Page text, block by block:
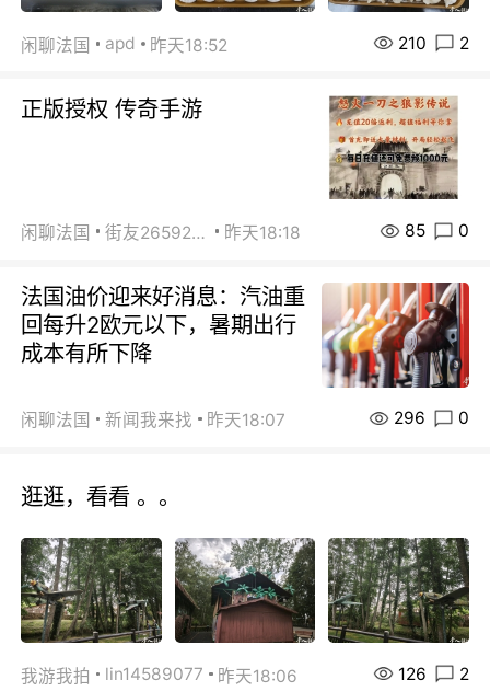
闲聊法国 apd 昨天18:52 210 2
正版授权 传奇手游
闲聊法国 街友26592800 昨天18:18 85 0
法国油价迎来好消息：汽油重
回每升2欧元以下，暑期出行
成本有所下降
闲聊法国 新闻我来找 昨天18:07 296 0
逛逛，看看 。。
我游我拍 lin14589077 昨天18:06 126 2